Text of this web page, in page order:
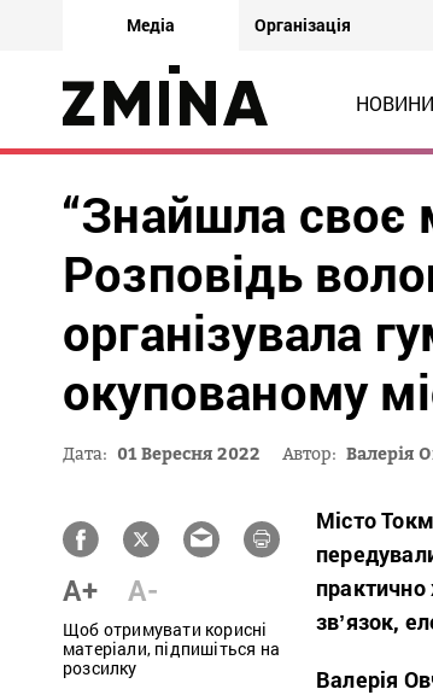
Медіа Організація
НОВИНИ
“Знайшла своє
Розповідь
організувала
окупованому
Дата: 01 Вересня 2022 Автор: Валерія
A+ A-
Щоб отримувати корисні
матеріали, підпишіться на
розсилку
Місто
практично
звʼязок,
Валерія